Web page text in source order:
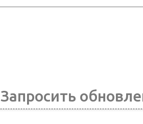
Запросить